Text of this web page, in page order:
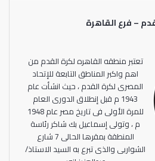
– فرع القاهرة
تعتبر منطقه القاهره لكرة القدم من
اهم واكبر المناطق التابعة للإتحاد
المصرى لكرة القدم ، حيث انشأت عام
1943 م قبل إنطلاق الدورى العام
للمرة الأولى فى تاريخ مصر عام 1948
م ، وتولى إسماعيل بك شاكر رئاسة
المنطقة بمقرها الحالى 7 شارع
الشواربى والذى تبرع به السيد الاستاذ/